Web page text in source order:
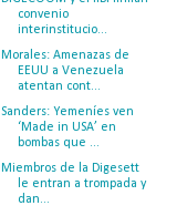
convenio
interinstitucio...
Morales: Amenazas de
EEUU a Venezuela
atentan cont...
Sanders: Yemeníes ven
‘Made in USA’ en
bombas que ...
Miembros de la Digesett
le entran a trompada y
dan...